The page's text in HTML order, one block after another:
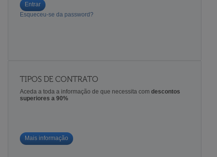
Entrar
Esqueceu-se da password?
TIPOS DE CONTRATO
Aceda a toda a informação de que necessita com descontos
superiores a 90%
Mais informação